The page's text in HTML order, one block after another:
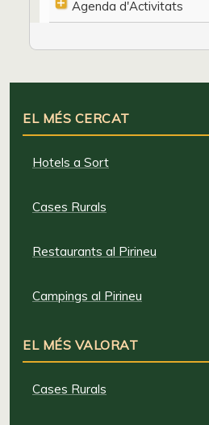
Agenda d'Activitats
EL MÉS CERCAT
Hotels a Sort
Cases Rurals
Restaurants al Pirineu
Campings al Pirineu
EL MÉS VALORAT
Cases Rurals